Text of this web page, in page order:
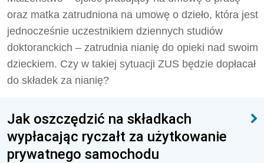
oraz matka zatrudniona na umowę o dzieło, która jest
jednocześnie uczestnikiem dziennych studiów
doktoranckich – zatrudnia nianię do opieki nad swoim
dzieckiem. Czy w takiej sytuacji ZUS będzie dopłacał
do składek za nianię?
Jak oszczędzić na składkach
wypłacając ryczałt za użytkowanie
prywatnego samochodu